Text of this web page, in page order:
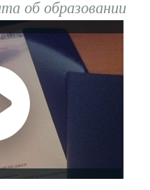
об образовании